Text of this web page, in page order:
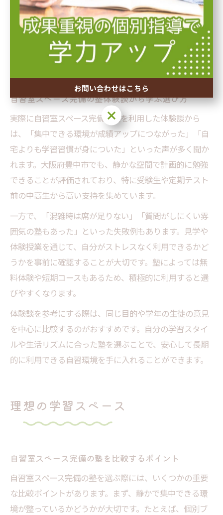
サポート内容を比較する際は、口コミや体験談、実際に
利用した生徒の声も参考になります。自分の学年や目標
に合ったサポート体制があるかどうかを重視し、自習だ
けでなく総合的な学習環境として塾を選ぶことが成功の
自習室スペース完備の塾体験談から学ぶ選び方
実際に自習室スペース完備の塾を利用した体験談から
は、「集中できる環境が成績アップにつながった」「自
宅よりも学習習慣が身についた」といった声が多く聞か
れます。大阪府豊中市でも、静かな空間で計画的に勉強
できることが評価されており、特に受験生や定期テスト
前の中高生から高い支持を集めています。
一方で、「混雑時は席が足りない」「質問がしにくい雰
囲気の塾もあった」といった失敗例もあります。見学や
体験授業を通じて、自分がストレスなく利用できるかど
うかを事前に確認することが大切です。塾によっては無
料体験や短期コースもあるため、積極的に利用すると選
びやすくなります。
体験談を参考にする際は、同じ目的や学年の生徒の意見
を中心に比較するのがおすすめです。自分の学習スタイ
ルや生活リズムに合った塾を選ぶことで、安心して長期
的に利用できる自習環境を手に入れることができます。
理想の学習スペース
自習室スペース完備の塾を比較するポイント
自習室スペース完備の塾を選ぶ際には、いくつかの重要
な比較ポイントがあります。まず、静かで集中できる環
境が整っているかどうかが大切です。たとえば、個別ブ
お問い合わせはこちら
お問い合わせはこちら